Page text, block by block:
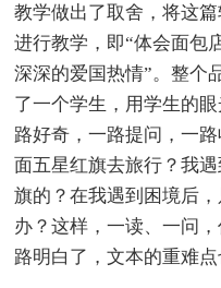
教学做出了取舍，将这
进行教学，即“体会面包
深深的爱国热情”。整个
了一个学生，用学生的
路好奇，一路提问，一
面五星红旗去旅行？我
旗的？在我遇到困境后
办？这样，一读、一问
路明白了，文本的重难点